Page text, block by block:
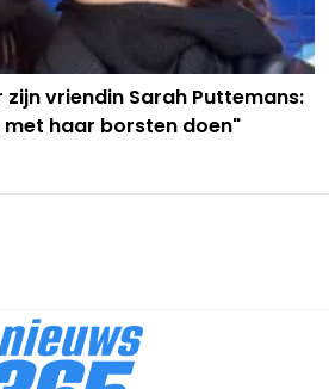
vriendin Sarah Puttemans:
met haar borsten doen"